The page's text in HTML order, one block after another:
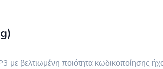
βελτιωμένη ποιότητα κωδικοποίησης